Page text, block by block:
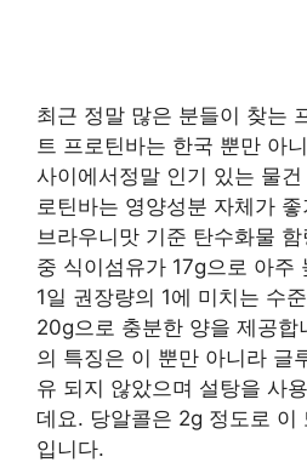
최근 정말 많은 분들이 찾는
트 프로틴바는 한국 뿐만 아
사이에서정말 인기 있는 물
로틴바는 영양성분 자체가
브라우니맛 기준 탄수화물
중 식이섬유가 17g으로 아주
1일 권장량의 1에 미치는 수
20g으로 충분한 양을 제공합
의 특징은 이 뿐만 아니라 글
유 되지 않았으며 설탕을 사
데요. 당알콜은 2g 정도로 이
입니다.